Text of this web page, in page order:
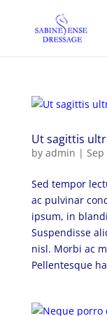
Ut sagittis
by admin | Sep
Sed tempor
ac pulvinar
ipsum, in
Suspendisse
nisl. Morbi ac
Pellentesque